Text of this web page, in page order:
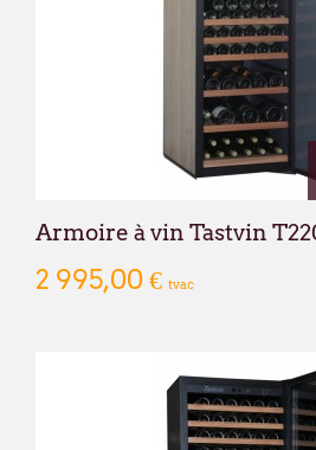
Armoire à vin Tastvin
2 995,00 € tvac